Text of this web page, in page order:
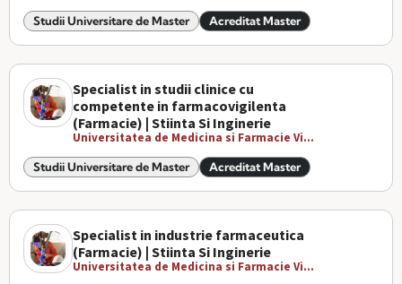
Studii Universitare de Master Acreditat Master
Specialist in studii clinice cu
competente in farmacovigilenta
(Farmacie) | Stiinta Si Inginerie
Universitatea de Medicina si Farmacie Vi...
Studii Universitare de Master Acreditat Master
Specialist in industrie farmaceutica
(Farmacie) | Stiinta Si Inginerie
Universitatea de Medicina si Farmacie Vi...